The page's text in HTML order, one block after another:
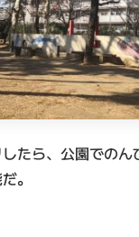
たら、公園でのん
。